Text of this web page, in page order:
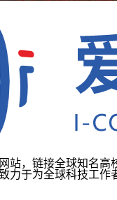
站，链接全球知名高
力于为全球科技工作